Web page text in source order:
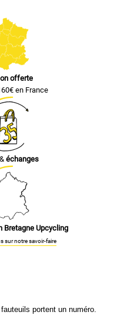
offerte
en France
& échanges
Bretagne Upcycling
sur notre savoir-faire
portent un numéro.